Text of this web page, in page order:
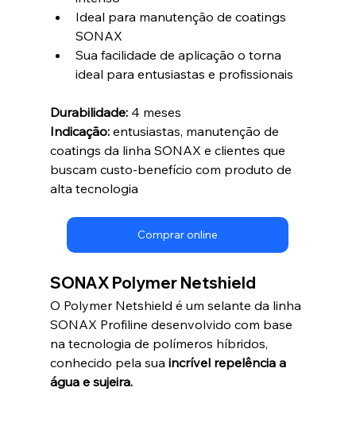
Ideal para manutenção de coatings
SONAX
Sua facilidade de aplicação o torna
ideal para entusiastas e profissionais
Durabilidade: 4 meses
Indicação: entusiastas, manutenção de
coatings da linha SONAX e clientes que
buscam custo-benefício com produto de
alta tecnologia
Comprar online
SONAX Polymer Netshield
O Polymer Netshield é um selante da linha
SONAX Profiline desenvolvido com base
na tecnologia de polímeros híbridos,
conhecido pela sua incrível repelência a
água e sujeira.